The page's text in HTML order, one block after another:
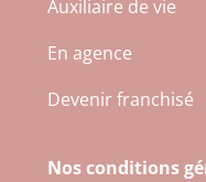
Auxiliaire de vie
En agence
Devenir franchisé
Nos conditions